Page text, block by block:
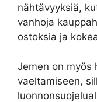
nähtävyyksiä,
vanhoja
ostoksia ja
Jemen on myös
vaeltamiseen,